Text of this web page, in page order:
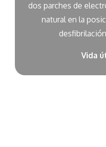
dos parches de
natural en la
Vida